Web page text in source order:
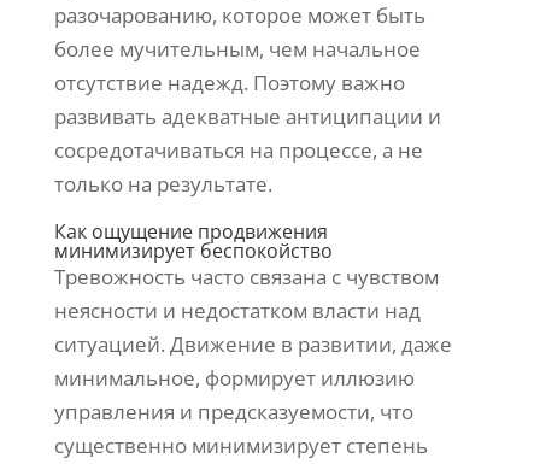
разочарованию, которое может быть
более мучительным, чем начальное
отсутствие надежд. Поэтому важно
развивать адекватные антиципации и
сосредотачиваться на процессе, а не
только на результате.
Как ощущение продвижения
минимизирует беспокойство
Тревожность часто связана с чувством
неясности и недостатком власти над
ситуацией. Движение в развитии, даже
минимальное, формирует иллюзию
управления и предсказуемости, что
существенно минимизирует степень